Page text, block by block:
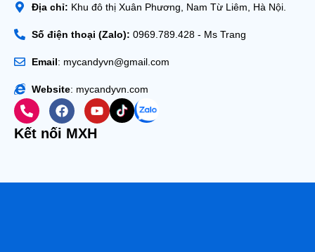
Địa chỉ: Khu đô thị Xuân Phương, Nam Từ Liêm, Hà Nội.
Số điện thoại (Zalo): 0969.789.428 - Ms Trang
Email: mycandyvn@gmail.com
Website: mycandyvn.com
Kết nối MXH